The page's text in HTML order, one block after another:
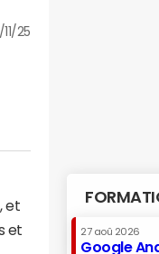
25
et
et
27 aoû 2026
Google